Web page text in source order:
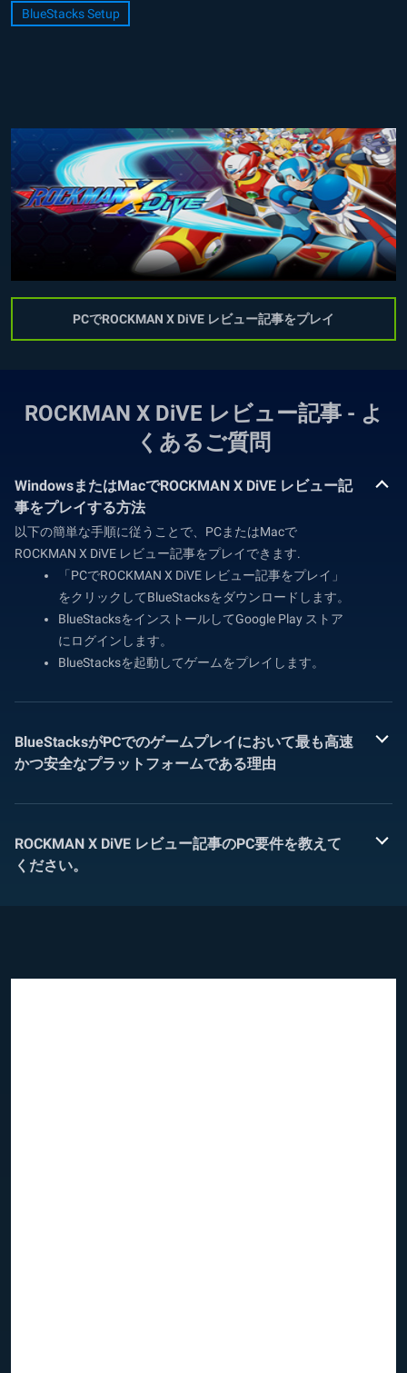
BlueStacks Setup
PCでROCKMAN X DiVE レビュー記事をプレイ
ROCKMAN X DiVE レビュー記事 - よ
くあるご質問
WindowsまたはMacでROCKMAN X DiVE レビュー記
事をプレイする方法
以下の簡単な手順に従うことで、PCまたはMacで
ROCKMAN X DiVE レビュー記事をプレイできます.
「PCでROCKMAN X DiVE レビュー記事をプレイ」
をクリックしてBlueStacksをダウンロードします。
BlueStacksをインストールしてGoogle Play ストア
にログインします。
BlueStacksを起動してゲームをプレイします。
BlueStacksがPCでのゲームプレイにおいて最も高速
かつ安全なプラットフォームである理由
ROCKMAN X DiVE レビュー記事のPC要件を教えて
ください。